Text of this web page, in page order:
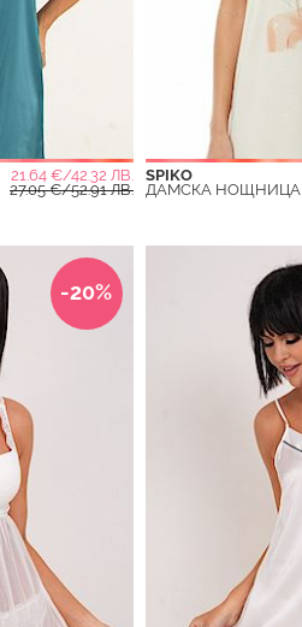
21.64 €/42.32 ЛВ.
27.05 €/52.91 ЛВ.
SPIKO
ДАМСКА НОЩНИЦА
-20%